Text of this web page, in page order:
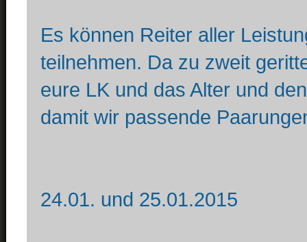
Es können Reiter aller
teilnehmen. Da zu zweit
eure LK und das Alter und
damit wir passende
24.01. und 25.01.2015